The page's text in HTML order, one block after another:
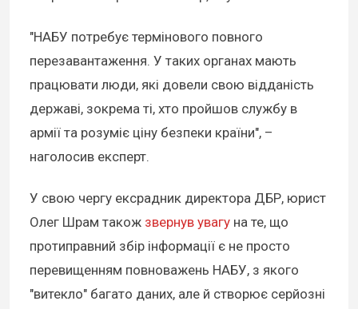
"НАБУ потребує термінового повного
перезавантаження. У таких органах мають
працювати люди, які довели свою відданість
державі, зокрема ті, хто пройшов службу в
армії та розуміє ціну безпеки країни", –
наголосив експерт.
У свою чергу ексрадник директора ДБР, юрист
Олег Шрам також звернув увагу на те, що
протиправний збір інформації є не просто
перевищенням повноважень НАБУ, з якого
"витекло" багато даних, але й створює серйозні